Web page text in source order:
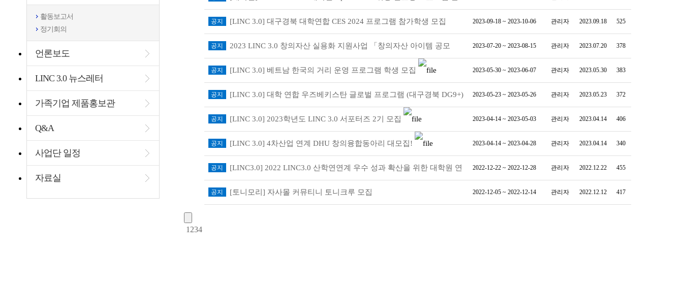
활동보고서
정기회의
언론보도
LINC 3.0 뉴스레터
가족기업 제품홍보관
Q&A
사업단 일정
자료실
내
공지 [LINC 3.0] 대구경북 대학연합 CES 2024 프로그램 참가학생 모집 2023-09-18 ~ 2023-10-06 관리자 2023.09.18 525
공지 2023 LINC 3.0 창의자산 실용화 지원사업 「창의자산 아이템 공모
전」
2023-07-20 ~ 2023-08-15 관리자 2023.07.20 378
공지 [LINC 3.0] 베트남 한국의 거리 운영 프로그램 학생 모집 2023-05-30 ~ 2023-06-07 관리자 2023.05.30 383
공지 [LINC 3.0] 대학 연합 우즈베키스탄 글로벌 프로그램 (대구경북 DG9+) 2023-05-23 ~ 2023-05-26 관리자 2023.05.23 372
공지 [LINC 3.0] 2023학년도 LINC 3.0 서포터즈 2기 모집 2023-04-14 ~ 2023-05-03 관리자 2023.04.14 406
공지 [LINC 3.0] 4차산업 연계 DHU 창의융합동아리 대모집! 2023-04-14 ~ 2023-04-28 관리자 2023.04.14 340
공지 [LINC3.0] 2022 LINC3.0 산학연연계 우수 성과 확산을 위한 대학원 연
계 캡스톤디자인 …
2022-12-22 ~ 2022-12-28 관리자 2022.12.22 455
공지 [토니모리] 자사몰 커뮤티니 토니크루 모집 2022-12-05 ~ 2022-12-14 관리자 2022.12.12 417
1 234